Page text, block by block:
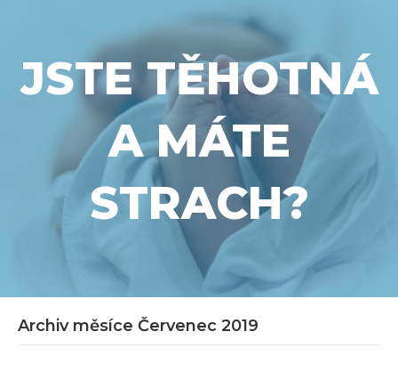
JSTE TĚHOTNÁ
A MÁTE
STRACH?
Archiv měsíce Červenec 2019